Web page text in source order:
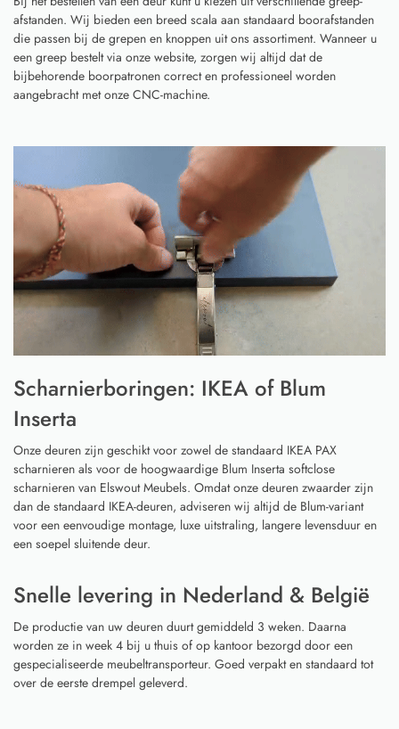
afstanden. Wij bieden een breed scala aan standaard boorafstanden
die passen bij de grepen en knoppen uit ons assortiment. Wanneer u
een greep bestelt via onze website, zorgen wij altijd dat de
bijbehorende boorpatronen correct en professioneel worden
aangebracht met onze CNC-machine.
Scharnierboringen: IKEA of Blum
Inserta
Onze deuren zijn geschikt voor zowel de standaard IKEA PAX
scharnieren als voor de hoogwaardige Blum Inserta softclose
scharnieren van Elswout Meubels. Omdat onze deuren zwaarder zijn
dan de standaard IKEA-deuren, adviseren wij altijd de Blum-variant
voor een eenvoudige montage, luxe uitstraling, langere levensduur en
een soepel sluitende deur.
Snelle levering in Nederland & België
De productie van uw deuren duurt gemiddeld 3 weken. Daarna
worden ze in week 4 bij u thuis of op kantoor bezorgd door een
gespecialiseerde meubeltransporteur. Goed verpakt en standaard tot
over de eerste drempel geleverd.